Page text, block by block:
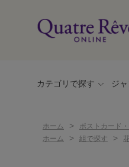
カテゴリで探す ジ
ホーム > ポストカード
ホーム
> 組で探す >